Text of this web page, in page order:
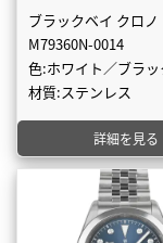
ブラックベイ クロノ
M79360N-0014
色:ホワイト／ブラッ
材質:ステンレス
詳細を見る